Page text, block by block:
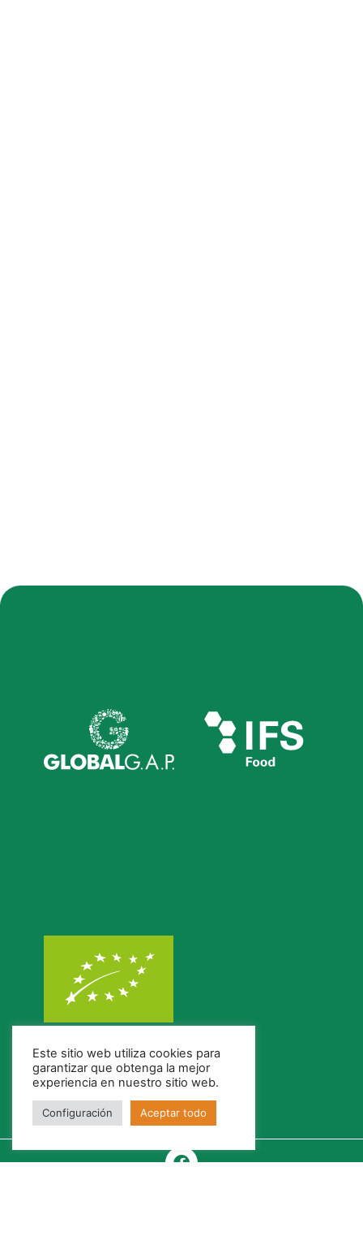
Este sitio web utiliza cookies para
garantizar que obtenga la mejor
experiencia en nuestro sitio web.
Configuración Aceptar todo